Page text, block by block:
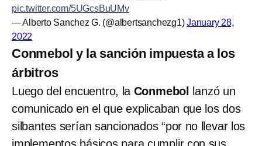
pic.twitter.com/5UGcsBuUMv
— Alberto Sanchez G. (@albertsanchezg1)January 28,
2022
Conmebol y la sanción impuesta a los
árbitros
Luego del encuentro, la Conmebol
lanzó un
comunicado en el que explicaban que los dos
silbantes serían sancionados “por no llevar los